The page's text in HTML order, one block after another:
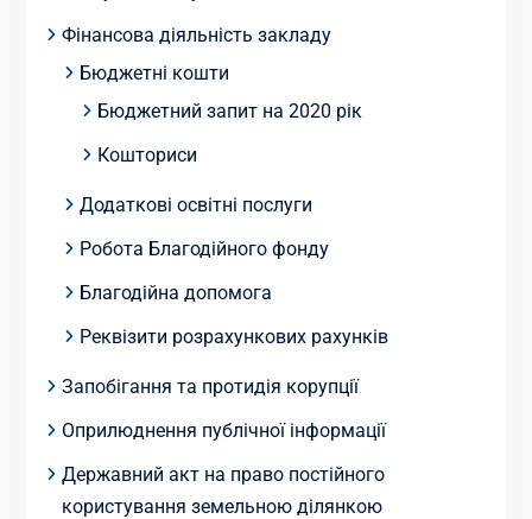
Фінансова діяльність закладу
Бюджетні кошти
Бюджетний запит на 2020 рік
Кошториси
Додаткові освітні послуги
Робота Благодійного фонду
Благодійна допомога
Реквізити розрахункових рахунків
Запобігання та протидія корупції
Оприлюднення публічної інформації
Державний акт на право постійного
користування земельною ділянкою